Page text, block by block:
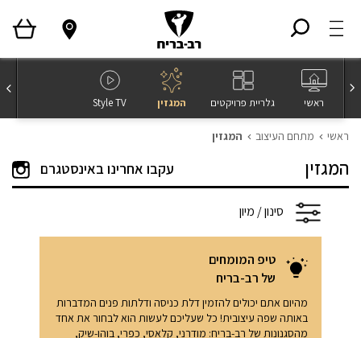
ראשי גלריית פרויקטים המגזין Style TV
ראשי מתחם העיצוב המגזין
המגזין עקבו אחרינו באינסטגרם
סינון / מיון
טיפ המומחים
של רב-בריח
מהיום אתם יכולים להזמין דלת כניסה ודלתות פנים המדברות
באותה שפה עיצובית! כל שעליכם לעשות הוא לבחור את אחד
מהסגנונות של רב-בריח: מודרני, קלאסי, כפרי, בוהו-שיק,